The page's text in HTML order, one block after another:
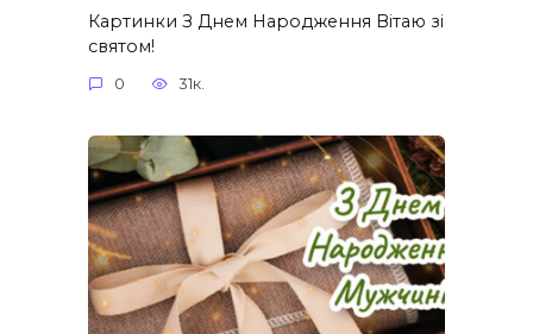
Картинки З Днем Народження Вітаю зі
святом!
0 31к.